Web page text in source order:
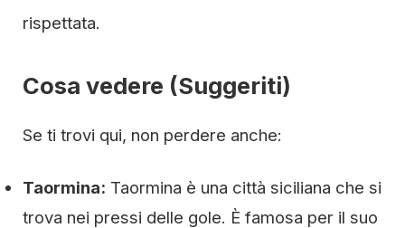
rispettata.
Cosa vedere (Suggeriti)
Se ti trovi qui, non perdere anche:
Taormina: Taormina è una città siciliana che si
trova nei pressi delle gole. È famosa per il suo